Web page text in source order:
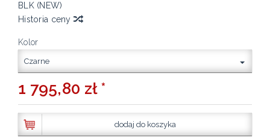
BLK (NEW)
Historia ceny
Kolor
Czarne
1 795,80 zł *
dodaj do koszyka